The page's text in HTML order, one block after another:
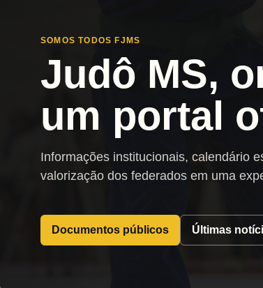
SOMOS TODOS FJMS
Judô MS,
um portal
Informações institucionais, calendário
valorização dos federados em uma
Documentos públicos Últimas